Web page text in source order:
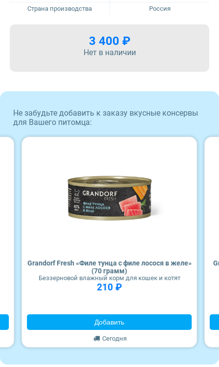
ProBalance
Award
3 400 ₽
Нет в наличии
Страна производства
Россия
Не забудьте добавить к заказу вкусные консервы
для Вашего питомца:
Grandorf Fresh «Филе тунца с филе лосося в желе»
(70 грамм)
Беззерновой влажный корм для кошек и котят
210 ₽
Добавить
Сегодня